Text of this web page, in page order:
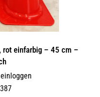
rot einfarbig – 45 cm –